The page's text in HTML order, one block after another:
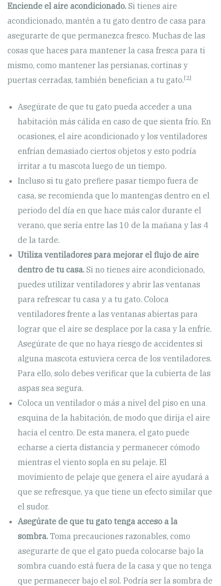
Enciende el aire acondicionado. Si tienes aire
acondicionado, mantén a tu gato dentro de casa para
asegurarte de que permanezca fresco. Muchas de las
cosas que haces para mantener la casa fresca para ti
mismo, como mantener las persianas, cortinas y
puertas cerradas, también benefician a tu gato.[2]
Asegúrate de que tu gato pueda acceder a una
habitación más cálida en caso de que sienta frío. En
ocasiones, el aire acondicionado y los ventiladores
enfrían demasiado ciertos objetos y esto podría
irritar a tu mascota luego de un tiempo.
Incluso si tu gato prefiere pasar tiempo fuera de
casa, se recomienda que lo mantengas dentro en el
periodo del día en que hace más calor durante el
verano, que sería entre las 10 de la mañana y las 4
de la tarde.
Utiliza ventiladores para mejorar el flujo de aire
dentro de tu casa.Si no tienes aire acondicionado,
puedes utilizar ventiladores y abrir las ventanas
para refrescar tu casa y a tu gato. Coloca
ventiladores frente a las ventanas abiertas para
lograr que el aire se desplace por la casa y la enfríe.
Asegúrate de que no haya riesgo de accidentes si
alguna mascota estuviera cerca de los ventiladores.
Para ello, solo debes verificar que la cubierta de las
aspas sea segura.
Coloca un ventilador o más a nivel del piso en una
esquina de la habitación, de modo que dirija el aire
hacia el centro. De esta manera, el gato puede
echarse a cierta distancia y permanecer cómodo
mientras el viento sopla en su pelaje. El
movimiento de pelaje que genera el aire ayudará a
que se refresque, ya que tiene un efecto similar que
el sudor.
Asegúrate de que tu gato tenga acceso a la
sombra.Toma precauciones razonables, como
asegurarte de que el gato pueda colocarse bajo la
sombra cuando está fuera de la casa y que no tenga
que permanecer bajo el sol. Podría ser la sombra de